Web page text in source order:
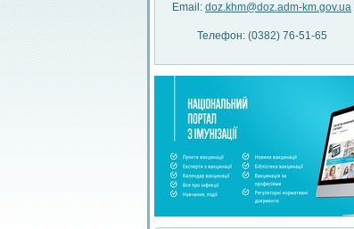
Email: doz.khm@doz.adm-km.gov.ua
Телефон: (0382) 76-51-65